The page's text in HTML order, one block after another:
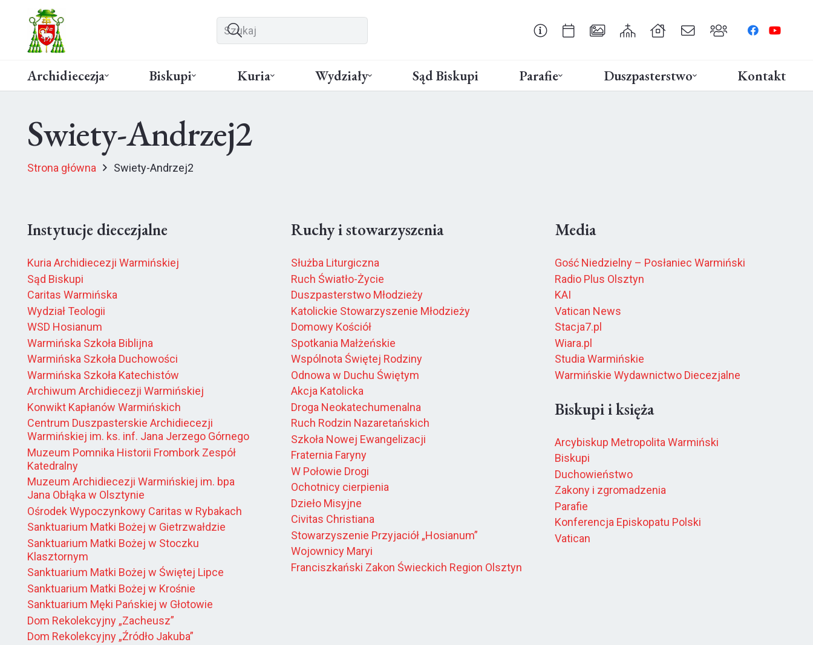
Archidiecezja Biskupi Kuria Wydziały Sąd Biskupi Parafie Duszpasterstwo Kontakt
Swiety-Andrzej2
Strona główna Swiety-Andrzej2
Instytucje diecezjalne
Kuria Archidiecezji Warmińskiej
Sąd Biskupi
Caritas Warmińska
Wydział Teologii
WSD Hosianum
Warmińska Szkoła Biblijna
Warmińska Szkoła Duchowości
Warmińska Szkoła Katechistów
Archiwum Archidiecezji Warmińskiej
Konwikt Kapłanów Warmińskich
Centrum Duszpasterskie Archidiecezji
Warmińskiej im. ks. inf. Jana Jerzego Górnego
Muzeum Pomnika Historii Frombork Zespół
Katedralny
Muzeum Archidiecezji Warmińskiej im. bpa
Jana Obłąka w Olsztynie
Ośrodek Wypoczynkowy Caritas w Rybakach
Sanktuarium Matki Bożej w Gietrzwałdzie
Sanktuarium Matki Bożej w Stoczku
Klasztornym
Sanktuarium Matki Bożej w Świętej Lipce
Sanktuarium Matki Bożej w Krośnie
Sanktuarium Męki Pańskiej w Głotowie
Dom Rekolekcyjny „Zacheusz”
Dom Rekolekcyjny „Źródło Jakuba”
Ruchy i stowarzyszenia
Służba Liturgiczna
Ruch Światło-Życie
Duszpasterstwo Młodzieży
Katolickie Stowarzyszenie Młodzieży
Domowy Kościół
Spotkania Małżeńskie
Wspólnota Świętej Rodziny
Odnowa w Duchu Świętym
Akcja Katolicka
Droga Neokatechumenalna
Ruch Rodzin Nazaretańskich
Szkoła Nowej Ewangelizacji
Fraternia Faryny
W Połowie Drogi
Ochotnicy cierpienia
Dzieło Misyjne
Civitas Christiana
Stowarzyszenie Przyjaciół „Hosianum”
Wojownicy Maryi
Franciszkański Zakon Świeckich Region Olsztyn
Media
Gość Niedzielny – Posłaniec Warmiński
Radio Plus Olsztyn
KAI
Vatican News
Stacja7.pl
Wiara.pl
Studia Warmińskie
Warmińskie Wydawnictwo Diecezjalne
Biskupi i księża
Arcybiskup Metropolita Warmiński
Biskupi
Duchowieństwo
Zakony i zgromadzenia
Parafie
Konferencja Episkopatu Polski
Vatican